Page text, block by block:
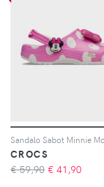
CROCS
€ 59,90 € 41,90